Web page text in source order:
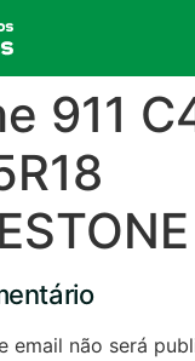
911
email não será